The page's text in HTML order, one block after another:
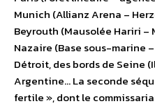
Munich (Allianz Arena –
Beyrouth (Mausolée Hariri –
Nazaire (Base sous-marine
Détroit, des bords de Seine
Argentine… La seconde
fertile », dont le